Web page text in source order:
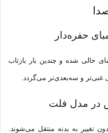
خالی شده و چندین بار بازتاب
غنی‌تر و سه‌بعدی‌تر می‌گردد.
تغییر به بدنه منتقل می‌شوند.